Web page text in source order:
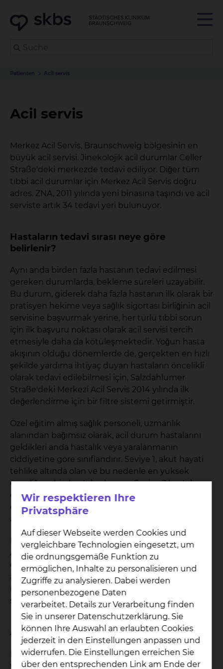
Patienten Acil servis
Acil servis
Merkez Acil Servis, Braunschweig bölgesinin en
büyük acil servisi. Jinekolojik acil durumlar Celler
Straße'deki merkezde tedavi ediliyor. Diğer tüm
tıbbi acil durumlar için Merkez Acil Servis doğru
adres. ZNA, 2011 yılında yeni binasına taşındı ve acil
serviste artık 34 tedavi yeri bulunuyor.
Hastaların tedavi sırası neye göre
belirlenir?
Aynı anda birden fazla hastanın tedavi edilmesi
gereken durumlarda, bekleme süreleri uzayabilir.
Bu durum, giderek daha fazla hastanın ilk olarak bir
pratisyen hekime veya sağlık sigortası birliğinin acil
servisine başvurmak yerine, her türlü tıbbi sorun
için ilk başvuru noktası olarak acil servisi tercih
etmesiyle daha da kötüleşmektedir. Yoğun hasta
akışının olduğu dönemlerde de, gerçekten en hızlı
şekilde yardıma ihtiyaç duyan hastaların öncelikli
olarak tedavi edilebilmesi için, Salzdahlumer
Straße'deki Merkezi Acil Servis 2014 yılında ilk
değerlendirme için bir filtre sistemi getirmiştir.
Özel eğitim almış sağlık personeli, uzmanlık
alanından bağımsız olarak, acil durum hastalarını
geldikleri anda hastalık veya yaralanmanın
ciddiyetine göre sınıflandırır. Seviye 1, akut hayati
tehlike altında olan ve bu nedenle en yüksek
önceliğe sahip hastaları kapsar; Seviye 2 hastalar on
dakika içinde bir doktor tarafından muayene
edilmelidir; daha az acil vakalar ise seviye 3 ila 5
arasında sınıflandırılır.
Bu filtre sistemi ile bekleme süreleri kısaltılamaz.
Ancak kayıt, hastalara daha fazla güvenlik sağlar,
çünkü uzun bekleme sürelerinde bile tıbbi
aciliyetleri dikkate alınacağını bilirler. İyi deneyimler
nedeniyle, acil cerrahi servisi de bu muayene
sistemini uygulamaya koymuştur.
Acil bir durumda prosedür nasıldır?
Hastaneye yatırılan ve merkezi acil servisin
yardımına başvuran hastalar, burada iyi eğitimli
Wir respektieren Ihre
Privatsphäre
Auf dieser Webseite werden Cookies und
vergleichbare Technologien eingesetzt, um
die ordnungsgemäße Funktion zu
ermöglichen, Inhalte zu personalisieren und
Zugriffe zu analysieren. Dabei werden
personenbezogene Daten
verarbeitet. Details zur Verarbeitung finden
Sie in unserer Datenschutzerklärung. Sie
können Ihre Auswahl an erlaubten Cookies
jederzeit in den Einstellungen anpassen und
widerrufen. Die Einstellungen erreichen Sie
über den entsprechenden Link am Ende der